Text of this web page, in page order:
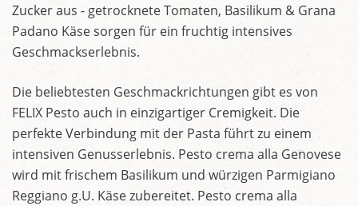
Zucker aus - getrocknete Tomaten, Basilikum & Grana
Padano Käse sorgen für ein fruchtig intensives
Geschmackserlebnis.
Die beliebtesten Geschmackrichtungen gibt es von
FELIX Pesto auch in einzigartiger Cremigkeit. Die
perfekte Verbindung mit der Pasta führt zu einem
intensiven Genusserlebnis. Pesto crema alla Genovese
wird mit frischem Basilikum und würzigen Parmigiano
Reggiano g.U. Käse zubereitet. Pesto crema alla